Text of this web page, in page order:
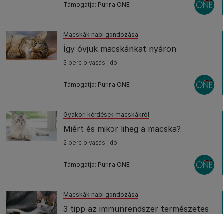
Támogatja: Purina ONE
Macskák napi gondozása
Így óvjuk macskánkat nyáron
3 perc olvasási idő
Támogatja: Purina ONE
Gyakori kérdések macskákról
Miért és mikor liheg a macska?
2 perc olvasási idő
Támogatja: Purina ONE
Macskák napi gondozása
3 tipp az immunrendszer természetes